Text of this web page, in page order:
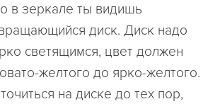
в зеркале ты видишь
диск. Диск надо
светящимся, цвет должен
желтого до ярко-желтого.
на диске до тех пор,